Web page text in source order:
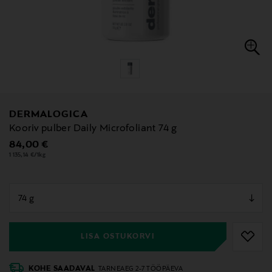
DERMALOGICA
Kooriv pulber Daily Microfoliant 74 g
Original Price
84,00 €
1 135,14 €/1kg
LISA OSTUKORVI
KOHE SAADAVAL TARNEAEG 2-7 TÖÖPÄEVA